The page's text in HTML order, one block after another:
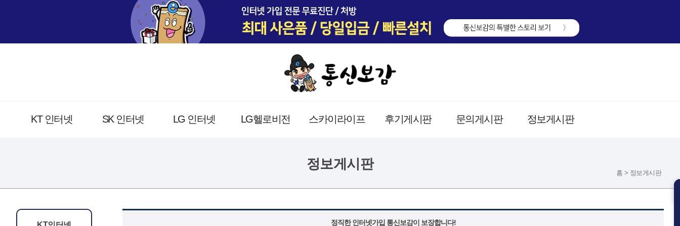
KT 인터넷 SK 인터넷 LG 인터넷 LG헬로비전 스카이라이프 후기게시판 문의게시판 정보게시판
정보게시판
홈 > 정보게시판
정직한 인터넷가입 통신보감이 보장합니다!